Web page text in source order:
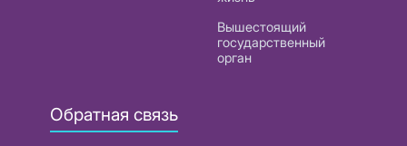
Вышестоящий
государственный
орган
Обратная связь